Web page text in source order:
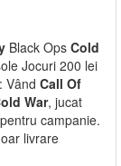
Black Ops Cold
Jocuri 200 lei
Vând Call Of
War, jucat
campanie.
livrare